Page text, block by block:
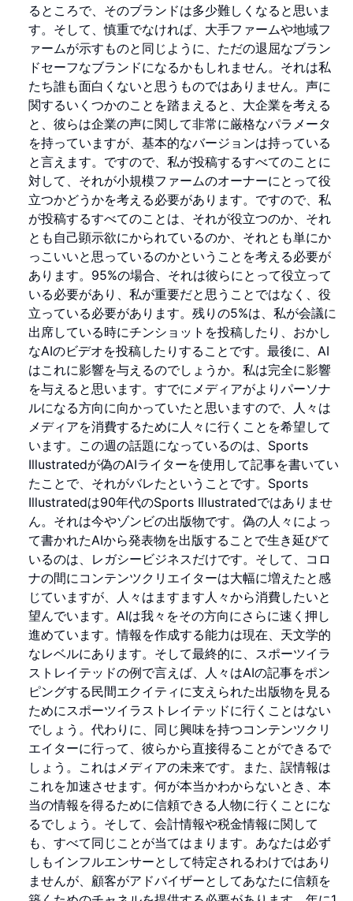
るところで、そのブランドは多少難しくなると思いま
す。そして、慎重でなければ、大手ファームや地域フ
ァームが示すものと同じように、ただの退屈なブラン
ドセーフなブランドになるかもしれません。それは私
たち誰も面白くないと思うものではありません。声に
関するいくつかのことを踏まえると、大企業を考える
と、彼らは企業の声に関して非常に厳格なパラメータ
を持っていますが、基本的なバージョンは持っている
と言えます。ですので、私が投稿するすべてのことに
対して、それが小規模ファームのオーナーにとって役
立つかどうかを考える必要があります。ですので、私
が投稿するすべてのことは、それが役立つのか、それ
とも自己顕示欲にかられているのか、それとも単にか
っこいいと思っているのかということを考える必要が
あります。95%の場合、それは彼らにとって役立って
いる必要があり、私が重要だと思うことではなく、役
立っている必要があります。残りの5%は、私が会議に
出席している時にチンショットを投稿したり、おかし
なAIのビデオを投稿したりすることです。最後に、AI
はこれに影響を与えるのでしょうか。私は完全に影響
を与えると思います。すでにメディアがよりパーソナ
ルになる方向に向かっていたと思いますので、人々は
メディアを消費するために人々に行くことを希望して
います。この週の話題になっているのは、Sports
Illustratedが偽のAIライターを使用して記事を書いてい
たことで、それがバレたということです。Sports
Illustratedは90年代のSports Illustratedではありませ
ん。それは今やゾンビの出版物です。偽の人々によっ
て書かれたAIから発表物を出版することで生き延びて
いるのは、レガシービジネスだけです。そして、コロ
ナの間にコンテンツクリエイターは大幅に増えたと感
じていますが、人々はますます人々から消費したいと
望んでいます。AIは我々をその方向にさらに速く押し
進めています。情報を作成する能力は現在、天文学的
なレベルにあります。そして最終的に、スポーツイラ
ストレイテッドの例で言えば、人々はAIの記事をポン
ピングする民間エクイティに支えられた出版物を見る
ためにスポーツイラストレイテッドに行くことはない
でしょう。代わりに、同じ興味を持つコンテンツクリ
エイターに行って、彼らから直接得ることができるで
しょう。これはメディアの未来です。また、誤情報は
これを加速させます。何が本当かわからないとき、本
当の情報を得るために信頼できる人物に行くことにな
るでしょう。そして、会計情報や税金情報に関して
も、すべて同じことが当てはまります。あなたは必ず
しもインフルエンサーとして特定されるわけではあり
ませんが、顧客がアドバイザーとしてあなたに信頼を